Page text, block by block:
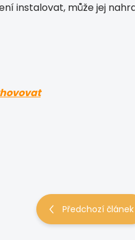
instalovat, může jej
Předchozí článek